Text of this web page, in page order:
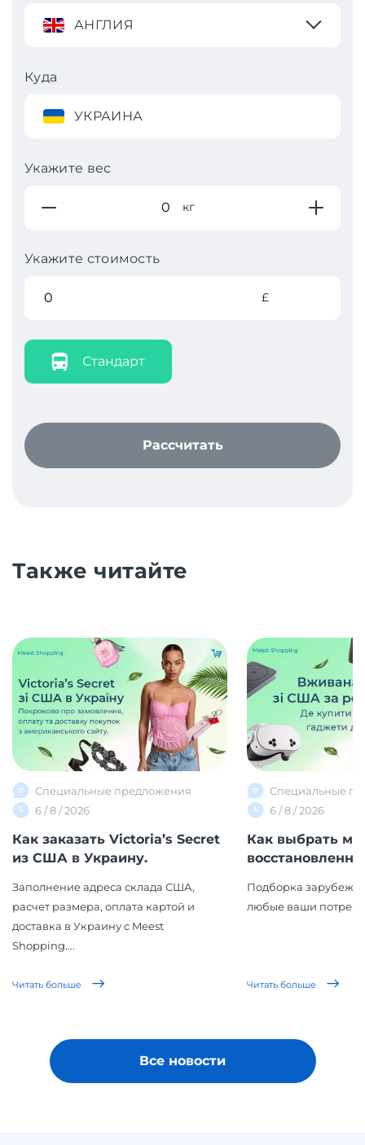
АНГЛИЯ
Куда
УКРАИНА
Укажите вес
кг
Укажите стоимость
£
Стандарт
Рассчитать
Также читайте
Специальные предложения
6 / 8 / 2026
Как заказать Victoria’s Secret
из США в Украину.
Заполнение адреса склада США,
расчет размера, оплата картой и
доставка в Украину с Meest
Shopping....
Читать больше
Специальные
6 / 8 / 2026
Как выбрать
Подборка
любые ваши
Читать больше
Все новости